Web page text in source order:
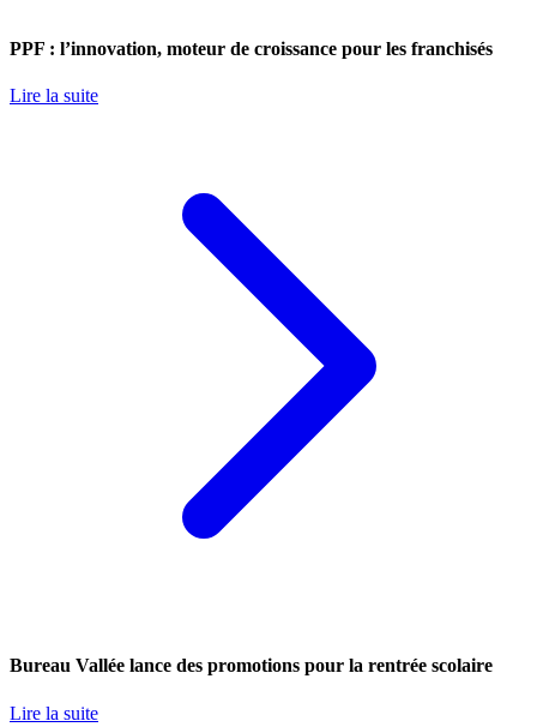
PPF : l’innovation, moteur de croissance pour les franchisés
Lire la suite
Bureau Vallée lance des promotions pour la rentrée scolaire
Lire la suite